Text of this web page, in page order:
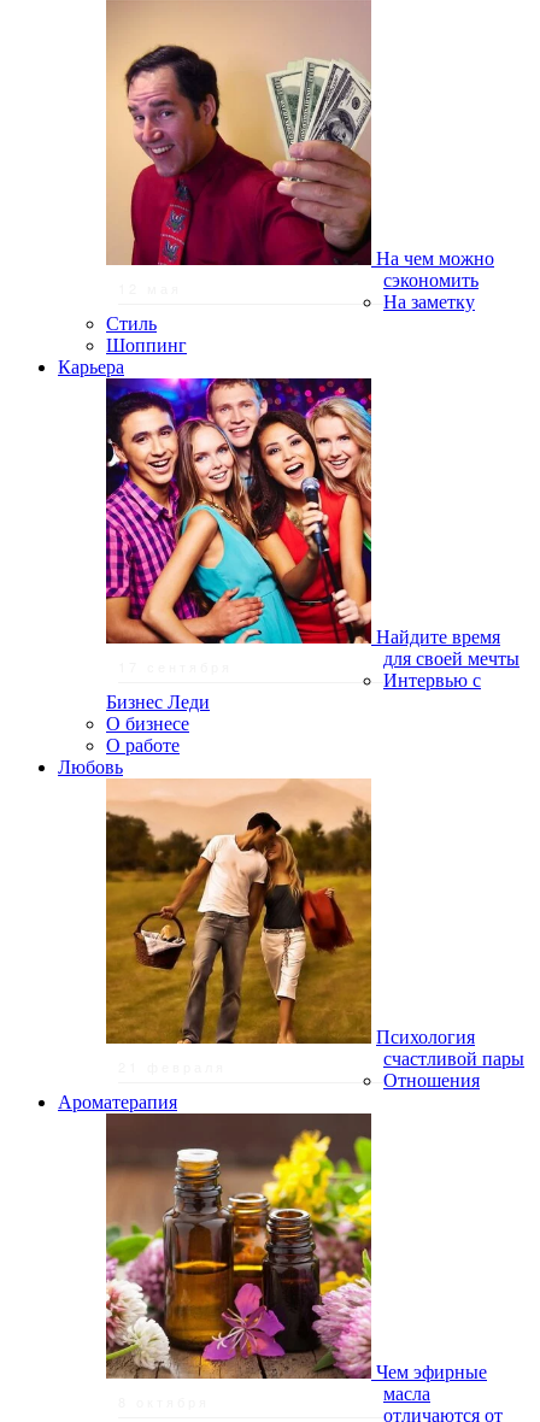
На чем можно
сэкономить
На заметку
Стиль
Шоппинг
Карьера
Найдите время
для своей мечты
Интервью с
Бизнес Леди
О бизнесе
О работе
Любовь
Психология
счастливой пары
Отношения
Ароматерапия
Чем эфирные
масла
отличаются от